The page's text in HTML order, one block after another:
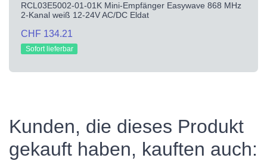
RCL03E5002-01-01K Mini-Empfänger Easywave 868 MHz
2-Kanal weiß 12-24V AC/DC Eldat
CHF 134.21
Sofort lieferbar
Kunden, die dieses Produkt
gekauft haben, kauften auch: